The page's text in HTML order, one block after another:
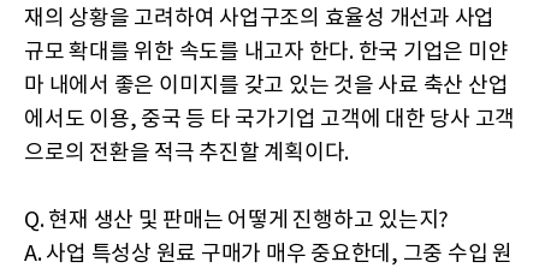
재의 상황을 고려하여 사업구조의 효율성 개선과 사업
규모 확대를 위한 속도를 내고자 한다. 한국 기업은 미얀
마 내에서 좋은 이미지를 갖고 있는 것을 사료 축산 산업
에서도 이용, 중국 등 타 국가기업 고객에 대한 당사 고객
으로의 전환을 적극 추진할 계획이다.
Q. 현재 생산 및 판매는 어떻게 진행하고 있는지?
A. 사업 특성상 원료 구매가 매우 중요한데, 그중 수입 원